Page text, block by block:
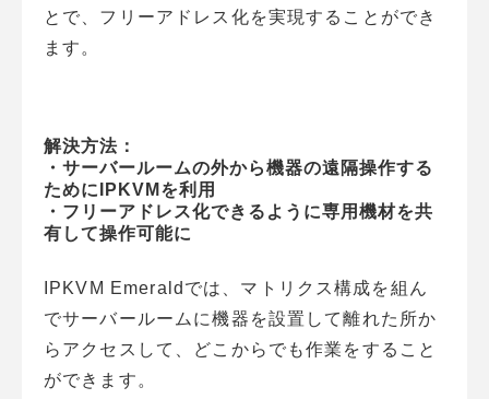
とで、フリーアドレス化を実現することができ
ます。
解決方法：
・サーバールームの外から機器の遠隔操作する
ためにIPKVMを利用
・フリーアドレス化できるように専用機材を共
有して操作可能に
IPKVM Emeraldでは、マトリクス構成を組ん
でサーバールームに機器を設置して離れた所か
らアクセスして、どこからでも作業をすること
ができます。